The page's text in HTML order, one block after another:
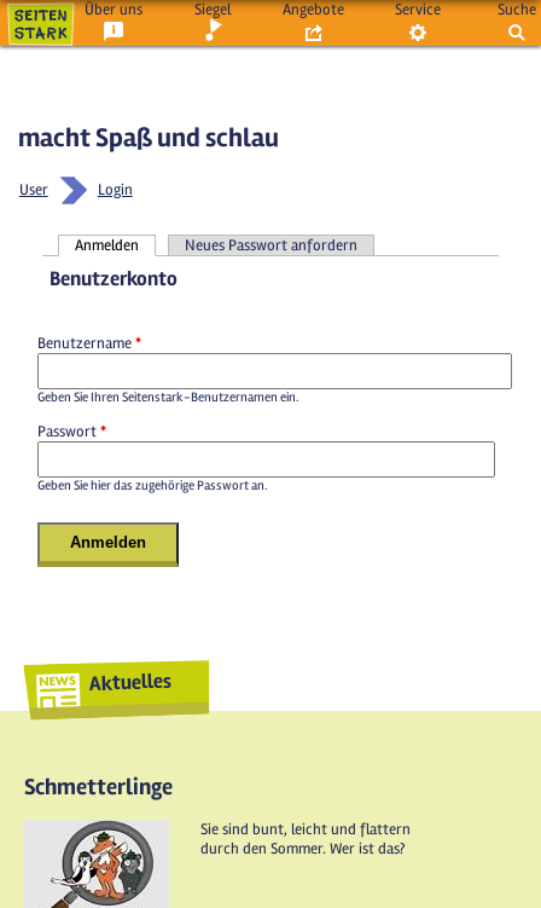
Über uns Siegel Angebote Service Suche
macht Spaß und schlau
User Login
Haupt-Reiter
Anmelden Neues Passwort anfordern
Benutzerkonto
Benutzername*
Geben Sie Ihren Seitenstark-Benutzernamen ein.
Passwort*
Geben Sie hier das zugehörige Passwort an.
Aktuelles
Schmetterlinge
Sie sind bunt, leicht und flattern
durch den Sommer. Wer ist das?